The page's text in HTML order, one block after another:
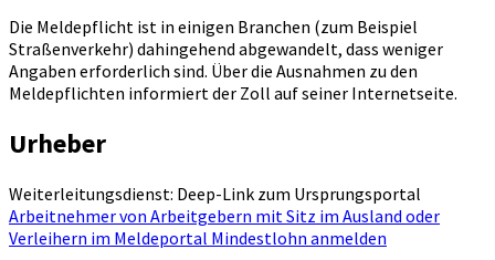
Die Meldepflicht ist in einigen Branchen (zum Beispiel
Straßenverkehr) dahingehend abgewandelt, dass weniger
Angaben erforderlich sind. Über die Ausnahmen zu den
Meldepflichten informiert der Zoll auf seiner Internetseite.
Urheber
Weiterleitungsdienst: Deep-Link zum Ursprungsportal
Arbeitnehmer von Arbeitgebern mit Sitz im Ausland oder
Verleihern im Meldeportal Mindestlohn anmelden